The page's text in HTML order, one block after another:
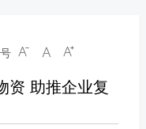
  
资 助推企业复